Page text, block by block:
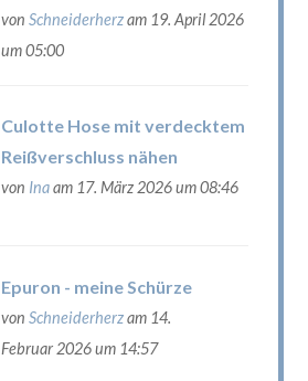
von Schneiderherzam 19. April 2026
um 05:00
Culotte Hose mit verdecktem
Reißverschluss nähen
von Inaam 17. März 2026 um 08:46
Epuron - meine Schürze
von Schneiderherzam 14.
Februar 2026 um 14:57